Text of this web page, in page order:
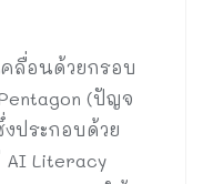
คลื่อนด้วยกรอบ
(ปัญจ
ประกอบด้วย
AI Literacy